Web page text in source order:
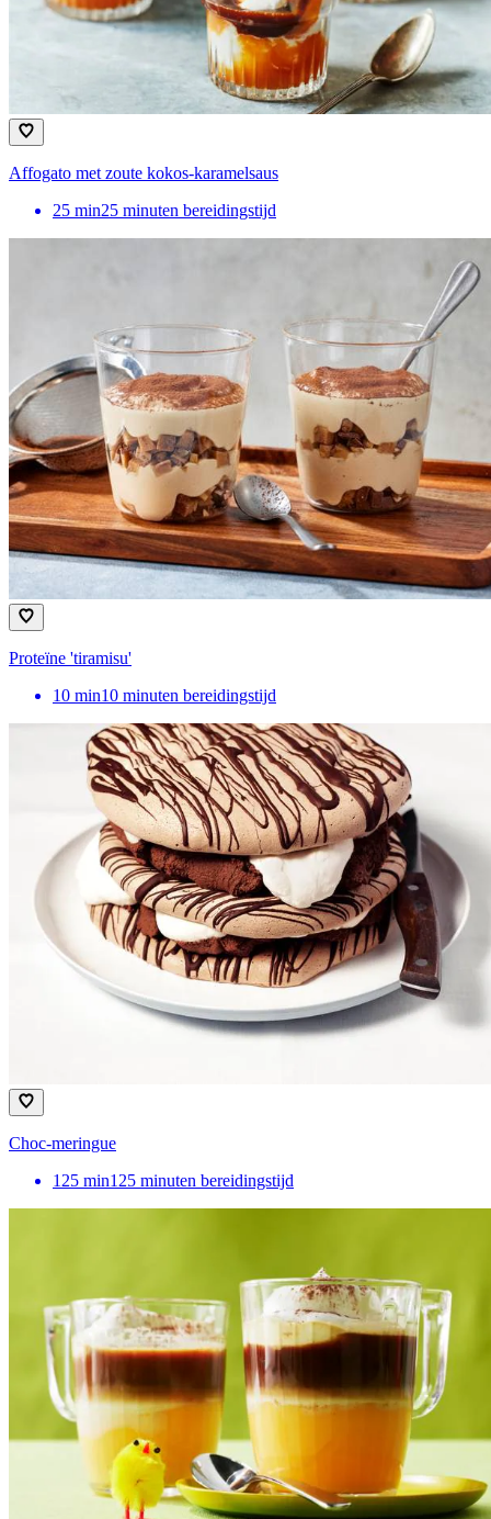
Affogato met zoute kokos-karamelsaus
25 min25 minuten bereidingstijd
Proteïne 'tiramisu'
10 min10 minuten bereidingstijd
Choc-meringue
125 min125 minuten bereidingstijd